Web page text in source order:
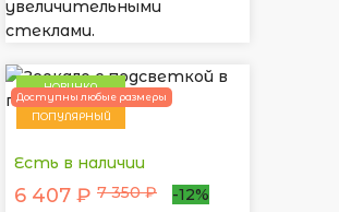
увеличительными
стеклами.
НОВИНКА
ПОПУЛЯРНЫЙ
Доступны любые размеры
Есть в наличии
6 407 ₽ 7 350 ₽
-12%